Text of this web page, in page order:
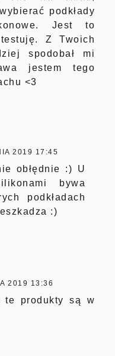
podkłady
Jest to
Z Twoich
spodobał mi
jestem tego
<3
2019 17:45
obłędnie :) U
bywa
podkładach
:)
2019 13:36
te produkty są w